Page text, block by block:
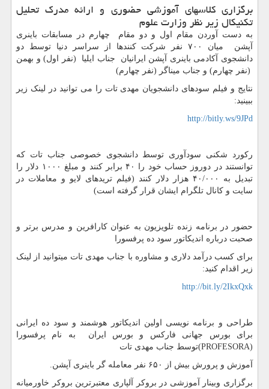
برگزاری کلاسهای آموزشی حضوری و ارائه مدرک تحلیل
تکنیکال زیر نظر وزارت علوم
به دست آوردن مقام اول و دو مقام چهارم در مسابقات باینری
آپشن میان ۷۰۰ نفر شرکت کنندها از سراسر دنیا توسط دو
دانشجوی آکادمی باینری آپشن ایرانیان جناب ایلیا (نفر اول) و بهمن
(نفر چهارم) و جناب میناگر (نفر چهارم)
نتایج و فیلم سودهای دانشجویان مهدی تات را می توانید در لینک زیر
ببینید:
http://bitly.ws/9JPd
رکورد شکنی سودآوری توسط دانشجوی خصوصی جناب تات که
توانستند در دوروز حساب خود را ۴۰ برابر کنند و مبلغ ۱۰۰۰ دلار را
تبدیل به ۴۰/۰۰۰ هزار دلار کنند (فیلم تریدهای لایو و معاملات در
سایت و کانال تلگرام ایشان قرار گرفته است)
حضور در برنامه زنده تلویزیون به عنوان کارافرین و مدرس برتر و
صحبت درباره اندیکاتور سود ده پرفسورا
برای کسب درآمد دلاری و مشاوره با جناب مهدی تات میتوانید از لینک
زیر اقدام کنید:
http://bit.ly/2IkxQxk
طراحی و برنامه نویسی اولین اندیکاتور هوشمند و سود ده ایرانی
برای بورس جهانی فارکس و بورس ایران به نام پرفسورا
(PROFESORA)توسط جناب مهدی تات
آموزش و پرورش بیش از ۶۵۰ نفر معامله گر باینری آپشن.
برگزاری وبینار آموزشی در بروکر آلپاری معتبرترین بروکر خاورمیانه